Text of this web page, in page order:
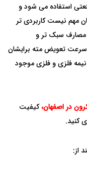
استفاده می شود و
مهم نیست کاربردی تر
مصارف سبک تر و
سرعت تعویض مته برایشان
فلزی و فلزی موجود
در اصفهان،کیفیت
کنید.
از: